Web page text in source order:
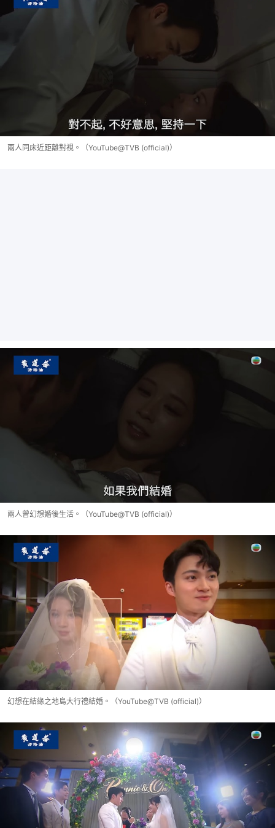
兩人同床近距離對視。（YouTube@TVB (official)）
兩人曾幻想婚後生活。（YouTube@TVB (official)）
幻想在結緣之地島大行禮結婚。（YouTube@TVB (official)）